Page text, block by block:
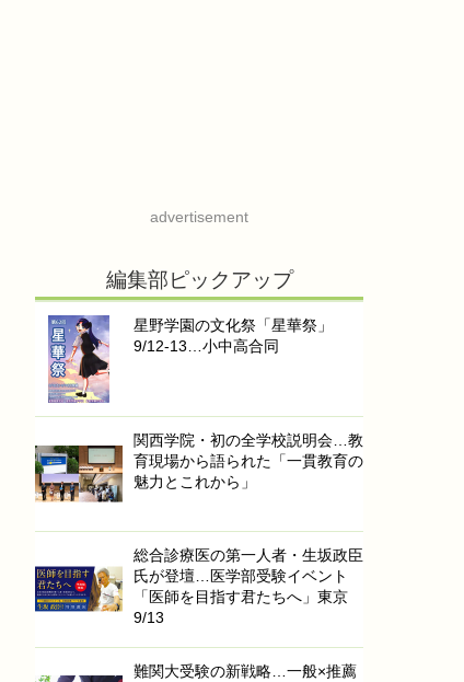
advertisement
編集部ピックアップ
星野学園の文化祭「星華祭」
9/12-13…小中高合同
関西学院・初の全学校説明会…教
育現場から語られた「一貫教育の
魅力とこれから」
総合診療医の第一人者・生坂政臣
氏が登壇…医学部受験イベント
「医師を目指す君たちへ」東京
9/13
難関大受験の新戦略…一般×推薦